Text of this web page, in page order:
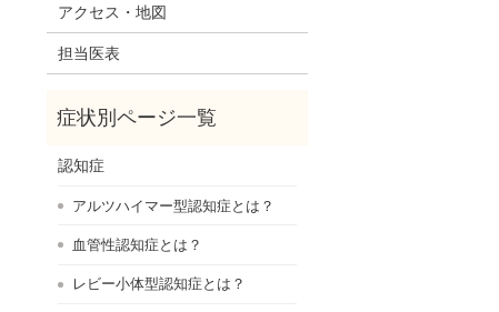
アクセス・地図
担当医表
認知症
アルツハイマー型認知症とは？
血管性認知症とは？
レビー小体型認知症とは？